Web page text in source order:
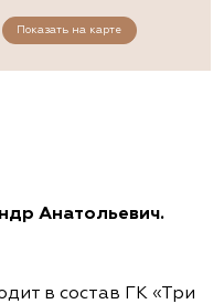
Показать на карте
Анатольевич.
в состав ГК «Три